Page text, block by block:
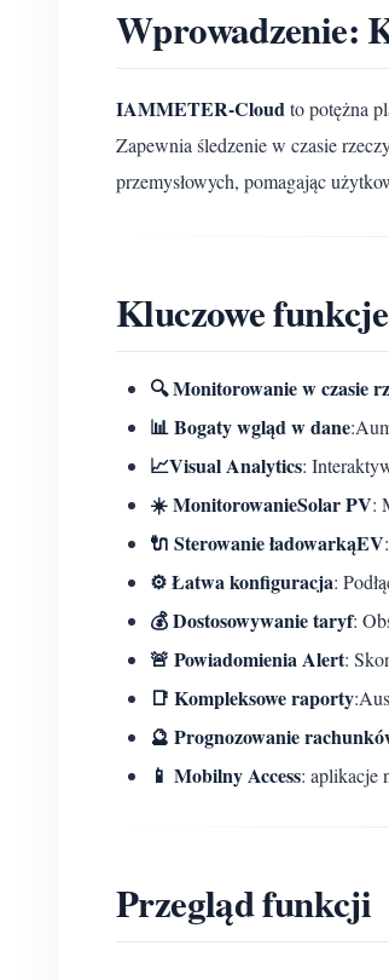
Wprowadzenie:
IAMMETER-Cloudto potężna
Zapewnia śledzenie w czasie
przemysłowych, pomagając
Kluczowe
🔍 Monitorowanie w czasie
📊 Bogaty wgląd w dane
📈Visual Analytics:
☀️ MonitorowanieSolar PV:
🔌 Sterowanie ładowarkąEV
⚙️ Łatwa konfiguracja:
💰 Dostosowywanie taryf:
🚨 Powiadomienia Alert:
📑 Kompleksowe raporty
🔮 Prognozowanie
📱 Mobilny Access: aplikacje
Przegląd funkcji